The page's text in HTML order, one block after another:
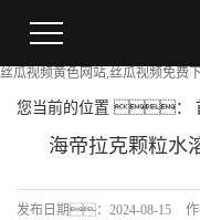
丝瓜视频黄色网站,丝瓜视频免费
您当前的位置 ：
海帝拉克颗粒水
发布日期： 2024-08-15